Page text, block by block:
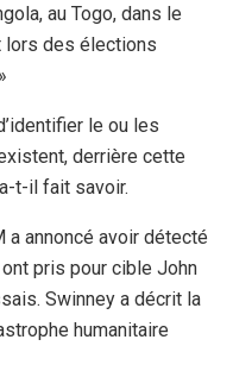
au Togo, dans le
lors des élections
le ou les
derrière cette
t-il fait savoir.
a annoncé avoir détecté
pris pour cible John
Swinney a décrit la
humanitaire